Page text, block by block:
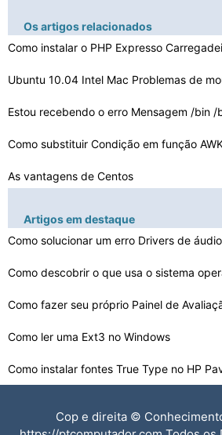
Os artigos relacionados
Ubuntu 10.04 Intel Mac Problemas de
Como substituir Condição em função
As vantagens de Centos
Como expandir um caminho em Linux em
Como encontrar DEV SR0
Artigos em destaque
Como solucionar um erro Drivers de
Como fazer seu próprio Painel de
Como ler uma Ext3 no Windows
Como instalar fontes True Type no HP
Cop e direita ©